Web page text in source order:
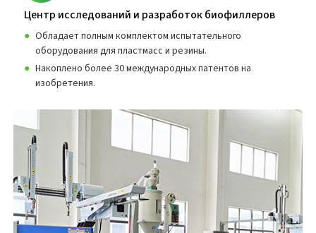
Центр исследований и разработок биофиллеров
Обладает полным комплектом испытательного
оборудования для пластмасс и резины.
Накоплено более 30 международных патентов на
изобретения.